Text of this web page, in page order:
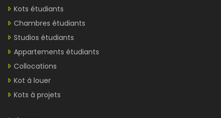
Kots étudiants
Chambres étudiants
Studios étudiants
Appartements étudiants
Collocations
Kot à louer
Kots à projets